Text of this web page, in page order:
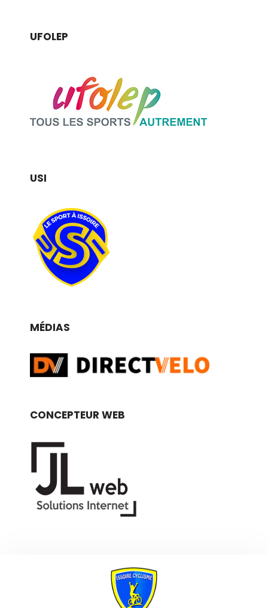
UFOLEP
USI
MÉDIAS
CONCEPTEUR WEB